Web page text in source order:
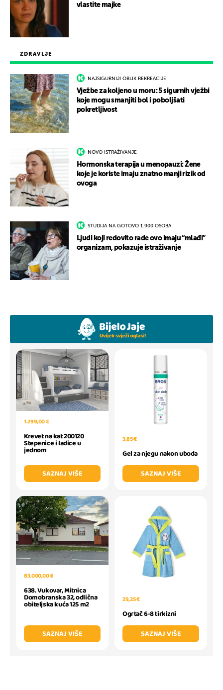
ZDRAVLJE
NAJSIGURNIJI OBLIK REKREACIJE
Vježbe za koljeno u moru: 5 sigurnih vježbi
koje mogu smanjiti bol i poboljšati
pokretljivost
NOVO ISTRAŽIVANJE
Hormonska terapija u menopauzi: Žene
koje je koriste imaju znatno manji rizik od
ovoga
STUDIJA NA GOTOVO 1.900 OSOBA
Ljudi koji redovito rade ovo imaju “mlađi”
organizam, pokazuje istraživanje
vlastite majke
1.299,00 €
Krevet na kat 200120
Stepenice i ladice u
jednom
SAZNAJ VIŠE
3,85 €
Gel za njegu nakon uboda
SAZNAJ VIŠE
83.000,00 €
638. Vukovar, Mitnica
Domobranska 32, odlična
obiteljska kuća 125 m2
SAZNAJ VIŠE
29,25 €
Ogrtač 6-8 tirkizni
SAZNAJ VIŠE